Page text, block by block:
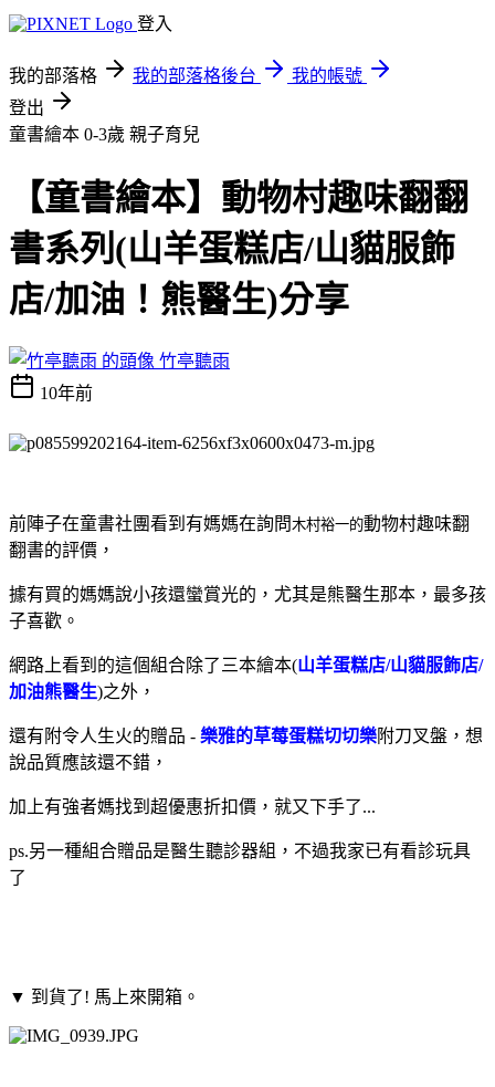
登入
我的部落格 我的部落格後台
我的帳號
登出
童書繪本 0-3歲 親子育兒
【童書繪本】動物村趣味翻翻
書系列(山羊蛋糕店/山貓服飾
店/加油！熊醫生)分享
竹亭聽雨
10年前
前陣子在童書社團看到有媽媽在詢問木村裕一的動物村趣味翻
翻書的評價，
據有買的媽媽說小孩還蠻賞光的，尤其是熊醫生那本，最多孩
子喜歡。
網路上看到的這個組合除了三本繪本(山羊蛋糕店/山貓服飾店/
加油熊醫生)之外，
還有附令人生火的贈品 - 樂雅的草莓蛋糕切切樂附刀叉盤，想
說品質應該還不錯，
加上有強者媽找到超優惠折扣價，就又下手了...
ps.另一種組合贈品是醫生聽診器組，不過我家已有看診玩具
了
▼ 到貨了! 馬上來開箱。